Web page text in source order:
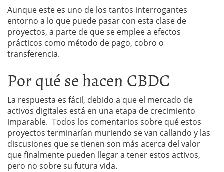
Aunque este es uno de los tantos interrogantes
entorno a lo que puede pasar con esta clase de
proyectos, a parte de que se emplee a efectos
prácticos como método de pago, cobro o
transferencia.
Por qué se hacen CBDC
La respuesta es fácil, debido a que el mercado de
activos digitales está en una etapa de crecimiento
imparable. Todos los comentarios sobre qué estos
proyectos terminarían muriendo se van callando y las
discusiones que se tienen son más acerca del valor
que finalmente pueden llegar a tener estos activos,
pero no sobre su futura vida.